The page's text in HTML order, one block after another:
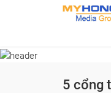
5 cổng